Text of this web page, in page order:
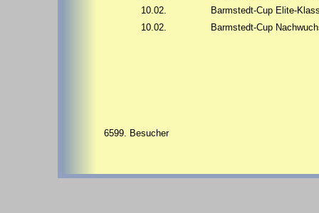
10.02.
Barmstedt-Cup Elite-
10.02.
Barmstedt-Cup
6599. Besucher